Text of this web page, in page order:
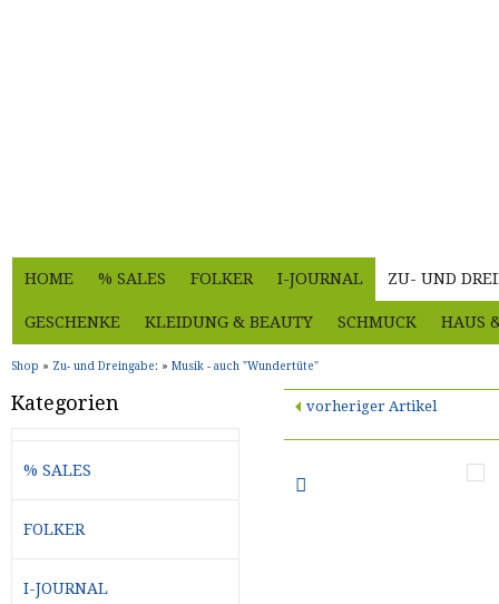
HOME % SALES FOLKER I-JOURNAL ZU- UND
GESCHENKE KLEIDUNG & BEAUTY SCHMUCK HAUS
Shop » Zu- und Dreingabe: » Musik - auch "Wundertüte"
vorheriger Artikel
Kategorien
% SALES
FOLKER
I-JOURNAL